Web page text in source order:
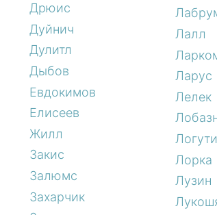
Дрюис
Дуйнич
Дулитл
Дыбов
Евдокимов
Елисеев
Жилл
Закис
Залюмс
Захарчик
Лалл
Ларус
Лелек
Лорка
Лузин